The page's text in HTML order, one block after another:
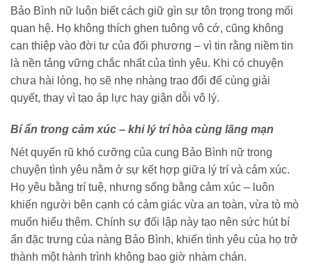
Bảo Bình nữ luôn biết cách giữ gìn sự tôn trọng trong mối
quan hệ. Họ không thích ghen tuông vô cớ, cũng không
can thiệp vào đời tư của đối phương – vì tin rằng niềm tin
là nền tảng vững chắc nhất của tình yêu. Khi có chuyện
chưa hài lòng, họ sẽ nhẹ nhàng trao đổi để cùng giải
quyết, thay vì tạo áp lực hay giận dỗi vô lý.
Bí ẩn trong cảm xúc – khi lý trí hòa cùng lãng mạn
Nét quyến rũ khó cưỡng của cung Bảo Bình nữ trong
chuyện tình yêu nằm ở sự kết hợp giữa lý trí và cảm xúc.
Họ yêu bằng trí tuệ, nhưng sống bằng cảm xúc – luôn
khiến người bên cạnh có cảm giác vừa an toàn, vừa tò mò
muốn hiểu thêm. Chính sự đối lập này tạo nên sức hút bí
ẩn đặc trưng của nàng Bảo Bình, khiến tình yêu của họ trở
thành một hành trình không bao giờ nhàm chán.